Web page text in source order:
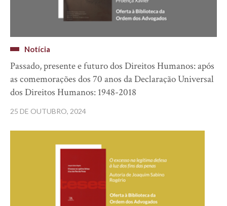
Notícia
Passado, presente e futuro dos Direitos Humanos: após
as comemorações dos 70 anos da Declaração Universal
dos Direitos Humanos: 1948-2018
25 DE OUTUBRO, 2024